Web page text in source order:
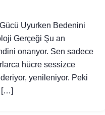
Uyurken Bedenini
Gerçeği Şu an
onarıyor. Sen sadece
hücre sessizce
yenileniyor. Peki
[…]